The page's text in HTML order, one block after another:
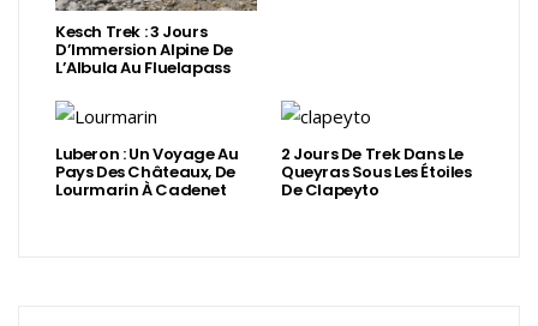
Kesch Trek : 3 Jours
D’Immersion Alpine De
L’Albula Au Fluelapass
Luberon : Un Voyage Au
Pays Des Châteaux, De
Lourmarin À Cadenet
2 Jours De Trek Dans Le
Queyras Sous Les Étoiles
De Clapeyto